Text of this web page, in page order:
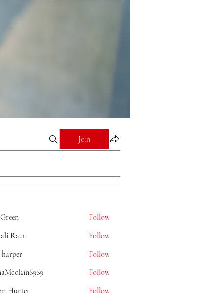
Join
Follow
Raut
Follow
harper
Follow
Follow
Hunter
Follow